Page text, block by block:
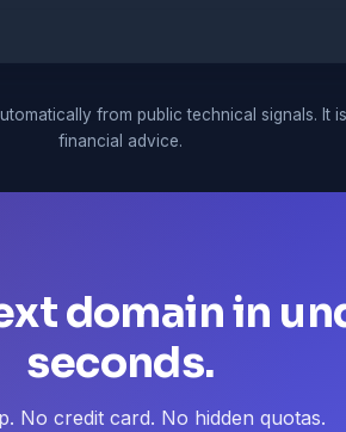
from public technical signals. It
financial advice.
domain in
seconds.
No credit card. No hidden quotas.